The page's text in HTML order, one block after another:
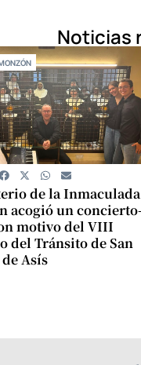
Noticias
de la Inmaculada
acogió un
motivo del VIII
del Tránsito de San
Asís